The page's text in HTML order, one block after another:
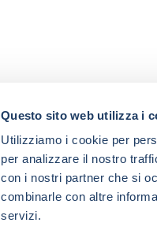
Questo sito web utilizza i
Utilizziamo i cookie per
per analizzare il nostro
con i nostri partner che si
combinarle con altre
servizi.